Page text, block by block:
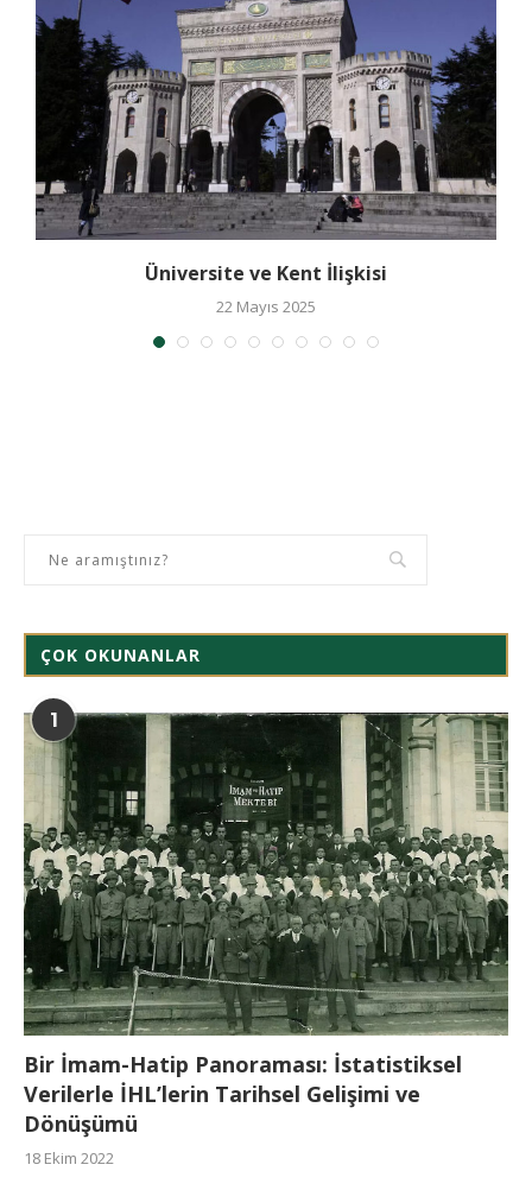
Üniversite ve Kent İlişkisi
22 Mayıs 2025
ÇOK OKUNANLAR
1
Bir İmam-Hatip Panoraması: İstatistiksel
Verilerle İHL’lerin Tarihsel Gelişimi ve
Dönüşümü
18 Ekim 2022